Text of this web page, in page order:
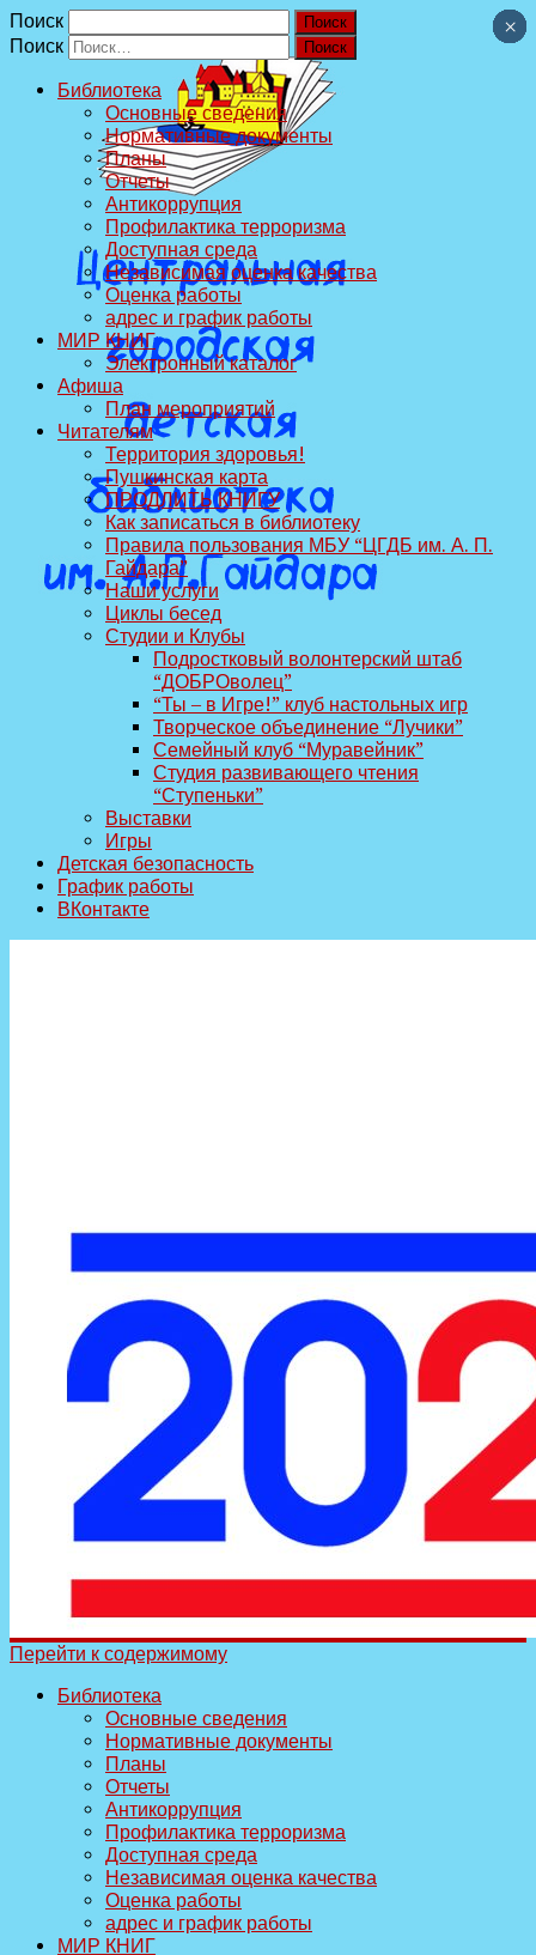
Поиск
Поиск
Библиотека
Основные сведения
Нормативные документы
Планы
Отчеты
Антикоррупция
Профилактика терроризма
Доступная среда
Независимая оценка качества
Оценка работы
адрес и график работы
МИР КНИГ
Электронный каталог
Афиша
План мероприятий
Читателям
Территория здоровья!
Пушкинская карта
ПРОДЛИТЬ КНИГУ
Как записаться в библиотеку
Правила пользования МБУ “ЦГДБ им. А. П.
Гайдара”
Наши услуги
Циклы бесед
Студии и Клубы
Подростковый волонтерский штаб
“ДОБРОволец”
“Ты – в Игре!” клуб настольных игр
Творческое объединение “Лучики”
Семейный клуб “Муравейник”
Студия развивающего чтения
“Ступеньки”
Выставки
Игры
Детская безопасность
График работы
ВКонтакте
Перейти к содержимому
Библиотека
Основные сведения
Нормативные документы
Планы
Отчеты
Антикоррупция
Профилактика терроризма
Доступная среда
Независимая оценка качества
Оценка работы
адрес и график работы
МИР КНИГ
×
×
×
×
×
×
×
×
×
×